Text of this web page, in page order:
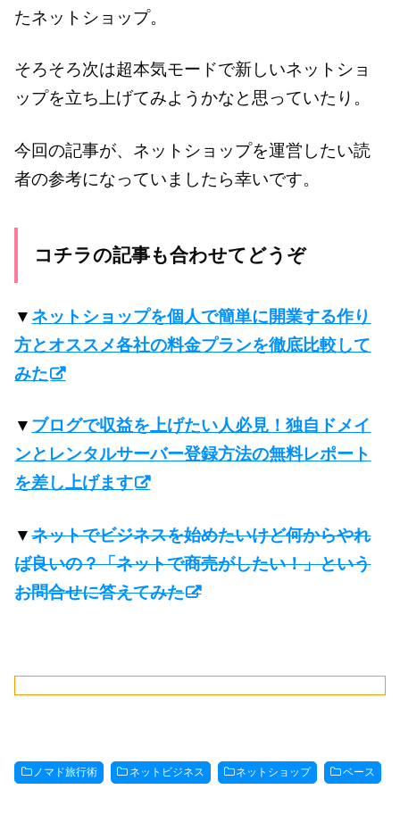
たネットショップ。
そろそろ次は超本気モードで新しいネットショ
ップを立ち上げてみようかなと思っていたり。
今回の記事が、ネットショップを運営したい読
者の参考になっていましたら幸いです。
コチラの記事も合わせてどうぞ
▼ネットショップを個人で簡単に開業する作り
方とオススメ各社の料金プランを徹底比較して
みた
▼ ブログで収益を上げたい人必見！独自ドメイ
ンとレンタルサーバー登録方法の無料レポート
を差し上げます
▼ネットでビジネスを始めたいけど何からやれ
ば良いの？「ネットで商売がしたい！」という
お問合せに答えてみた
ノマド旅行術 ネットビジネス ネットショップ ベース